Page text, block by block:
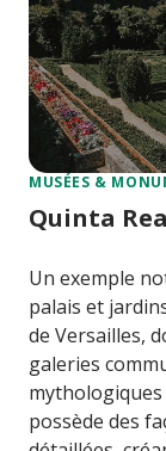
MUSÉES &
Quinta
Un exemple
palais et
de Versailles,
galeries
mythologiques
possède des